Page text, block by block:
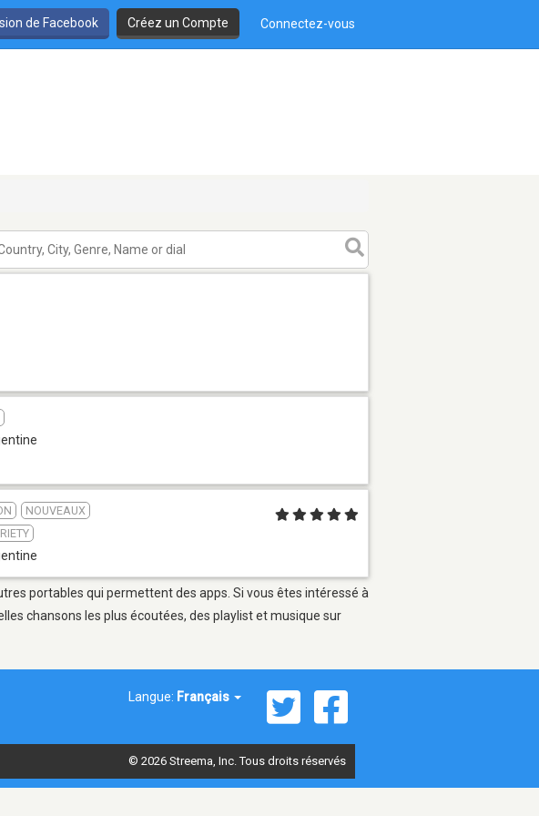
de Facebook Créez un Compte Connectez-vous
NOUVEAUX
portables qui permettent des apps. Si vous êtes intéressé à
chansons les plus écoutées, des playlist et musique sur
Langue: Français
© 2026 Streema, Inc. Tous droits réservés